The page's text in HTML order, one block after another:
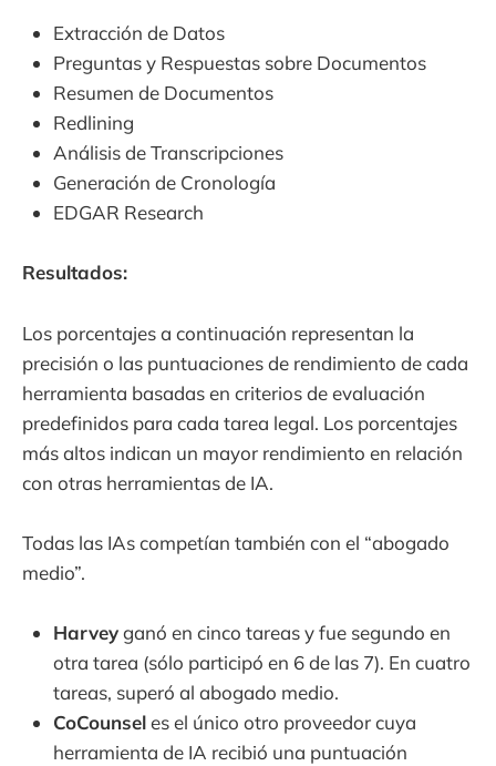
Extracción de Datos
Preguntas y Respuestas sobre Documentos
Resumen de Documentos
Redlining
Análisis de Transcripciones
Generación de Cronología
EDGAR Research
Resultados:
Los porcentajes a continuación representan la
precisión o las puntuaciones de rendimiento de cada
herramienta basadas en criterios de evaluación
predefinidos para cada tarea legal. Los porcentajes
más altos indican un mayor rendimiento en relación
con otras herramientas de IA.
Todas las IAs competían también con el “abogado
medio”.
Harveyganó en cinco tareas y fue segundo en
otra tarea (sólo participó en 6 de las 7). En cuatro
tareas, superó al abogado medio.
CoCounseles el único otro proveedor cuya
herramienta de IA recibió una puntuación